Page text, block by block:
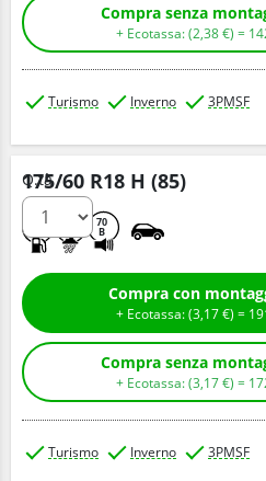
+ Ecotassa: (2,38€ ) =
Turismo Inverno 3PMSF
175/60 R18 H (85)
70
B
Q.tà
+ Ecotassa: (3,17€ ) =
+ Ecotassa: (3,17€ ) =
Turismo Inverno 3PMSF